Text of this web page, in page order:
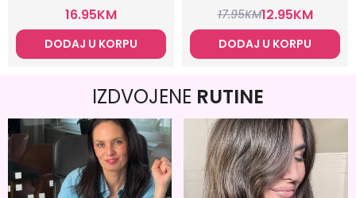
16.95KM
DODAJ U KORPU
17.95KM12.95KM
DODAJ U KORPU
IZDVOJENE RUTINE